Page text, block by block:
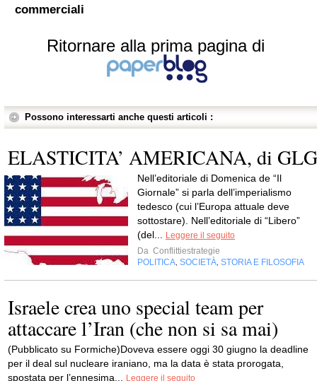
commerciali
Ritornare alla prima pagina di
Possono interessarti anche questi articoli :
ELASTICITA’ AMERICANA, di GLG
Nell’editoriale di Domenica de “Il
Giornale” si parla dell’imperialismo
tedesco (cui l’Europa attuale deve
sottostare). Nell’editoriale di “Libero”
(del...
Leggere il seguito
Da Conflittiestrategie
POLITICA SOCIETÀ STORIA E FILOSOFIA
Israele crea uno special team per
attaccare l’Iran (che non si sa mai)
(Pubblicato su Formiche)Doveva essere oggi 30 giugno la deadline
per il deal sul nucleare iraniano, ma la data è stata prorogata,
spostata per l’ennesima...
Leggere il seguito